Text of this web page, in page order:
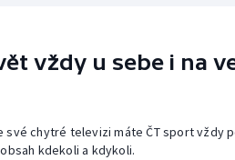
vždy u sebe i na
své chytré televizi máte ČT sport vždy
kdekoli a kdykoli.